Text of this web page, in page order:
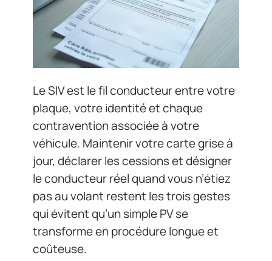
Le SIV est le fil conducteur entre votre
plaque, votre identité et chaque
contravention associée à votre
véhicule. Maintenir votre carte grise à
jour, déclarer les cessions et désigner
le conducteur réel quand vous n’étiez
pas au volant restent les trois gestes
qui évitent qu’un simple PV se
transforme en procédure longue et
coûteuse.